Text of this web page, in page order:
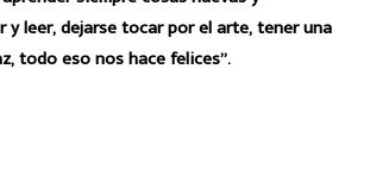
y leer, dejarse tocar por el arte, tener una
todo eso nos hace felices”.